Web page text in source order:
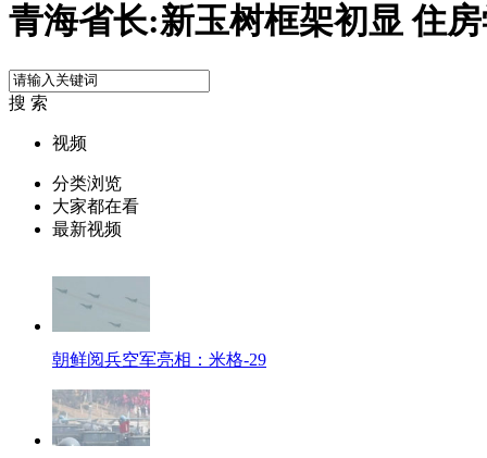
青海省长:新玉树框架初显 住
搜 索
视频
分类浏览
大家都在看
最新视频
朝鲜阅兵空军亮相：米格-29